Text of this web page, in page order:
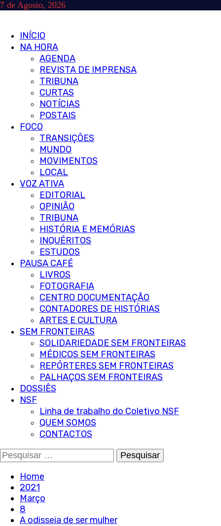
Skip
7 de Agosto, 2026
Primary
Menu
INÍCIO
NA HORA
AGENDA
REVISTA DE IMPRENSA
TRIBUNA
CURTAS
NOTÍCIAS
POSTAIS
FOCO
TRANSIÇÕES
MUNDO
MOVIMENTOS
LOCAL
VOZ ATIVA
EDITORIAL
OPINIÃO
TRIBUNA
HISTÓRIA E MEMÓRIAS
INQUÉRITOS
ESTUDOS
PAUSA CAFÉ
LIVROS
FOTOGRAFIA
CENTRO DOCUMENTAÇÃO
CONTADORES DE HISTÓRIAS
ARTES E CULTURA
SEM FRONTEIRAS
SOLIDARIEDADE SEM FRONTEIRAS
MÉDICOS SEM FRONTEIRAS
REPÓRTERES SEM FRONTEIRAS
PALHAÇOS SEM FRONTEIRAS
DOSSIÊS
NSF
Linha de trabalho do Coletivo NSF
QUEM SOMOS
CONTACTOS
Pesquisar
por:
Home
2021
Março
8
A odisseia de ser mulher